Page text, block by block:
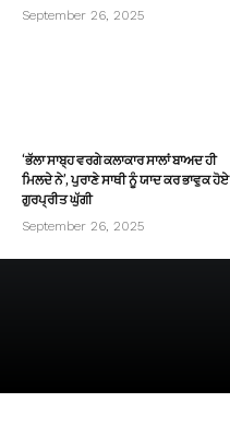
September 26, 2025
‘ਭੱਲਾ ਸਾਬ੍ਹ ਵਰਗੇ ਕਲਾਕਾਰ ਸਾਲਾਂ ਬਾਅਦ ਹੀ
ਮਿਲਦੇ ਨੇ’, ਪੁਰਾਣੇ ਸਾਥੀ ਨੂੰ ਯਾਦ ਕਰ ਭਾਵੁਕ ਹੋਏ
ਗੁਰਪ੍ਰੀਤ ਘੁੱਗੀ
September 26, 2025